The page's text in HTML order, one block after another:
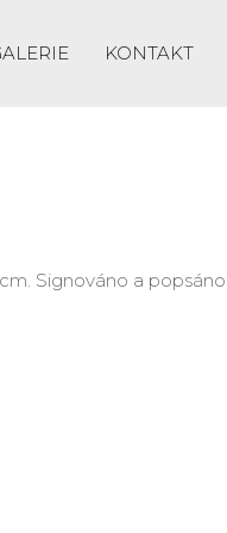
KONTAKT
Signováno a popsáno